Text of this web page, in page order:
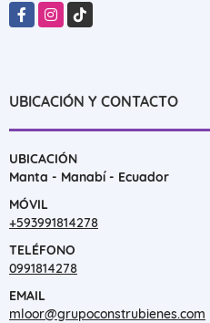
FacebookInstagram
TikTok
UBICACIÓN Y CONTACTO
UBICACIÓN
Manta - Manabí - Ecuador
MÓVIL
+593991814278
TELÉFONO
0991814278
EMAIL
mloor@grupoconstrubienes.com